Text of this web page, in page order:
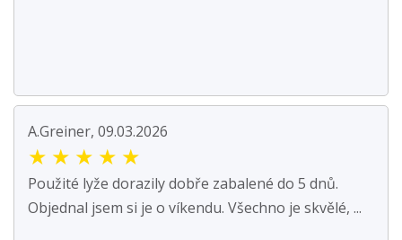
A.Greiner, 09.03.2026
★ ★ ★ ★ ★
Použité lyže dorazily dobře zabalené do 5 dnů.
Objednal jsem si je o víkendu. Všechno je skvělé, ...